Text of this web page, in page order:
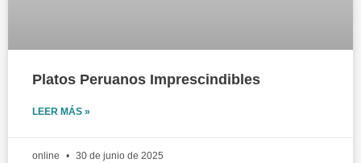
Platos Peruanos Imprescindibles
LEER MÁS »
online 30 de junio de 2025